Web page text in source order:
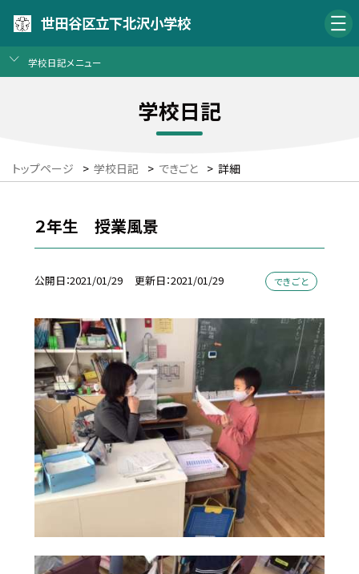
世田谷区立下北沢小学校
学校日記メニュー
学校日記
トップページ > 学校日記 > できごと > 詳細
２年生 授業風景
公開日 2021/01/29 更新日 2021/01/29 できごと